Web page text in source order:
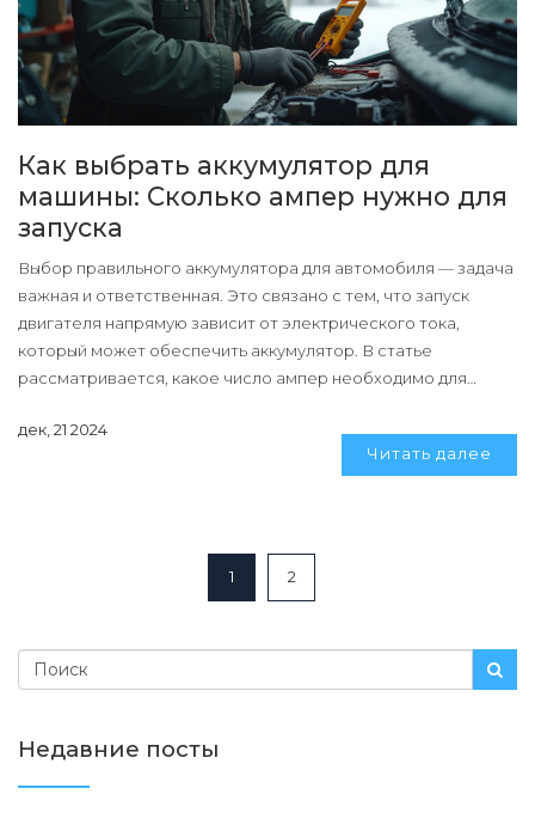
Как выбрать аккумулятор для
машины: Сколько ампер нужно для
запуска
Выбор правильного аккумулятора для автомобиля — задача
важная и ответственная. Это связано с тем, что запуск
двигателя напрямую зависит от электрического тока,
который может обеспечить аккумулятор. В статье
рассматривается, какое число ампер необходимо для
выбору аккумулятора. Рассмотрены различные аспекты,
влияющие на производительность и долговечность
дек, 21 2024
Читать далее
1 2
Недавние посты